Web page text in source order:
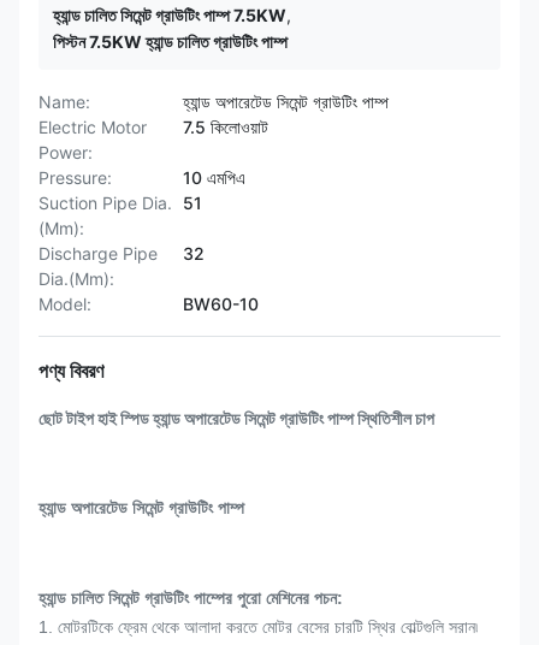
হ্যান্ড চালিত সিমেন্ট গ্রাউটিং পাম্প 7.5KW,
পিস্টন 7.5KW হ্যান্ড চালিত গ্রাউটিং পাম্প
Name:
হ্যান্ড অপারেটেড সিমেন্ট গ্রাউটিং পাম্প
Electric Motor
Power:
7.5 কিলোওয়াট
Pressure:
10 এমপিএ
Suction Pipe Dia.
(Mm):
51
Discharge Pipe
Dia.(Mm):
32
Model: BW60-10
পণ্য বিবরণ
ছোট টাইপ হাই স্পিড হ্যান্ড অপারেটেড সিমেন্ট গ্রাউটিং পাম্প স্থিতিশীল চাপ
হ্যান্ড অপারেটেড সিমেন্ট গ্রাউটিং পাম্প
হ্যান্ড চালিত সিমেন্ট গ্রাউটিং পাম্পের পুরো মেশিনের পচন:
1. মোটরটিকে ফ্রেম থেকে আলাদা করতে মোটর বেসের চারটি স্থির বোল্টগুলি সরান৷